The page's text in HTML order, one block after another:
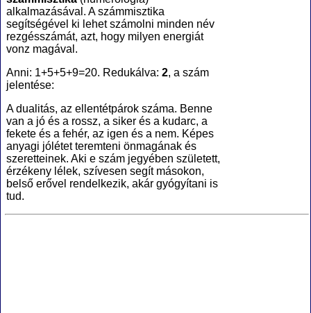
alkalmazásával. A számmisztika
segítségével ki lehet számolni minden név
rezgésszámát, azt, hogy milyen energiát
vonz magával.
Anni: 1+5+5+9=20. Redukálva: 2, a szám
jelentése:
A dualitás, az ellentétpárok száma. Benne
van a jó és a rossz, a siker és a kudarc, a
fekete és a fehér, az igen és a nem. Képes
anyagi jólétet teremteni önmagának és
szeretteinek. Aki e szám jegyében született,
érzékeny lélek, szívesen segít másokon,
belső erővel rendelkezik, akár gyógyítani is
tud.